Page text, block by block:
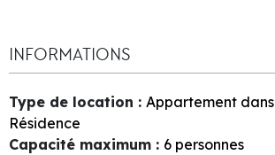
INFORMATIONS
Type de location : Appartement dans
Résidence
Capacité maximum : 6 personnes